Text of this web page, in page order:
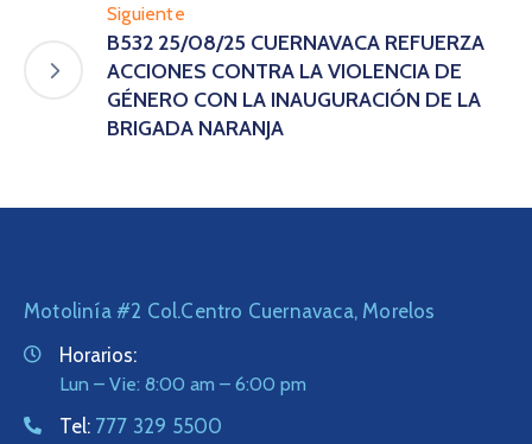
Siguiente
B532 25/08/25 CUERNAVACA REFUERZA
ACCIONES CONTRA LA VIOLENCIA DE
GÉNERO CON LA INAUGURACIÓN DE LA
BRIGADA NARANJA
Motolinía #2 Col.Centro Cuernavaca, Morelos
Horarios:
Lun – Vie: 8:00 am – 6:00 pm
Tel: 777 329 5500